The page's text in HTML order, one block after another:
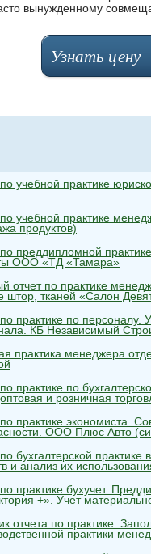
вынужденному
Узнать цену
учебной практике
учебной практике
продуктов)
преддипломной
ООО «ТД «Тамара»
отчет по практике
штор, тканей «Салон
практике по
КБ Независимый
практика менеджера
практике по
и розничная
практике экономиста.
ООО Плюс Авто
бухгалтерской
и анализ их
практике бухучет.
+». Учет
отчета по практике.
практики